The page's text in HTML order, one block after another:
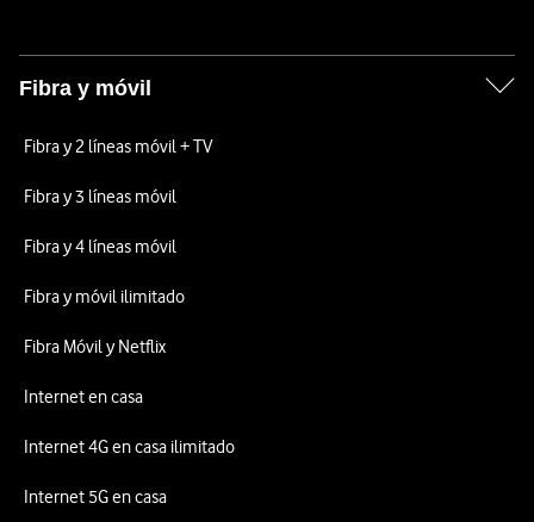
Fibra y móvil
Fibra y 2 líneas móvil + TV
Fibra y 3 líneas móvil
Fibra y 4 líneas móvil
Fibra y móvil ilimitado
Fibra Móvil y Netflix
Internet en casa
Internet 4G en casa ilimitado
Internet 5G en casa